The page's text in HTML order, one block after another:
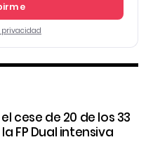
privacidad
cese de 20 de los 33
FP Dual intensiva